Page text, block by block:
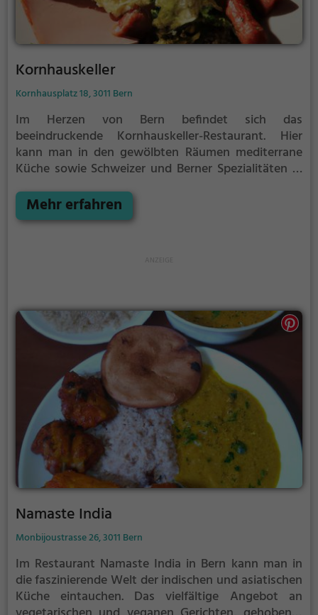
Kornhauskeller
Kornhausplatz 18, 3011 Bern
Im Herzen von Bern befindet sich das
beeindruckende Kornhauskeller-Restaurant. Hier
kann man in den gewölbten Räumen mediterrane
Küche sowie Schweizer und Berner Spezialitäten in
Lust auf Schweizerisch, Regionalküche,
Meeresfrüchte, Fisch, Biogerichte, gesunde, vegane
aufgehoben. Tauche ein in die Atmosphäre, spüre
das Ambiente und probiere das vielfältige Angebot
an Getränken und Speisen.
Mehr erfahren
Namaste India
Monbijoustrasse 26, 3011 Bern
Im Restaurant Namaste India in Bern kann man in
die faszinierende Welt der indischen und asiatischen
Küche eintauchen. Das vielfältige Angebot an